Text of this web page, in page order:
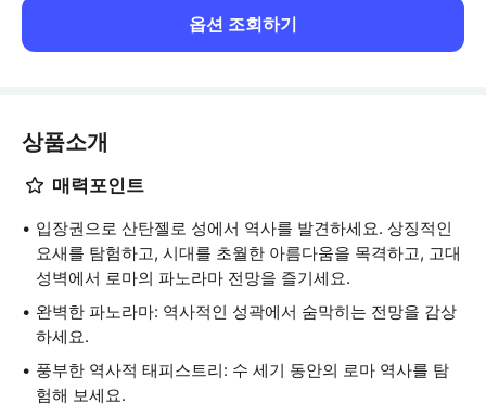
옵션 조회하기
상품소개
매력포인트
입장권으로 산탄젤로 성에서 역사를 발견하세요. 상징적인
요새를 탐험하고, 시대를 초월한 아름다움을 목격하고, 고대
성벽에서 로마의 파노라마 전망을 즐기세요.
완벽한 파노라마: 역사적인 성곽에서 숨막히는 전망을 감상
하세요.
풍부한 역사적 태피스트리: 수 세기 동안의 로마 역사를 탐
험해 보세요.